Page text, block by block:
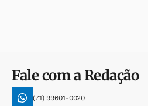
Fale com a Redação
(71) 99601-0020